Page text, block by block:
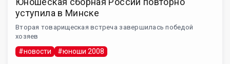
уступила в Минске
Вторая товарищеская встреча завершилась победой
хозяев
#новости #юноши 2008